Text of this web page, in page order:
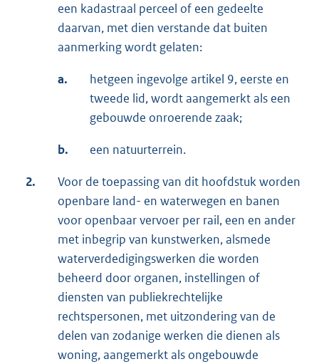
een kadastraal perceel of een gedeelte
daarvan, met dien verstande dat buiten
aanmerking wordt gelaten:
a.
hetgeen ingevolge artikel 9, eerste en
tweede lid, wordt aangemerkt als een
gebouwde onroerende zaak;
b. een natuurterrein.
2.
Voor de toepassing van dit hoofdstuk worden
openbare land- en waterwegen en banen
voor openbaar vervoer per rail, een en ander
met inbegrip van kunstwerken, alsmede
waterverdedigingswerken die worden
beheerd door organen, instellingen of
diensten van publiekrechtelijke
rechtspersonen, met uitzondering van de
delen van zodanige werken die dienen als
woning, aangemerkt als ongebouwde